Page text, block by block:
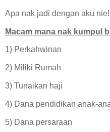
Apa nak jadi dengan aku
Macam mana nak kumpul
1) Perkahwinan
2) Miliki Rumah
3) Tunaikan haji
4) Dana pendidikan anak-
5) Dana persaraan